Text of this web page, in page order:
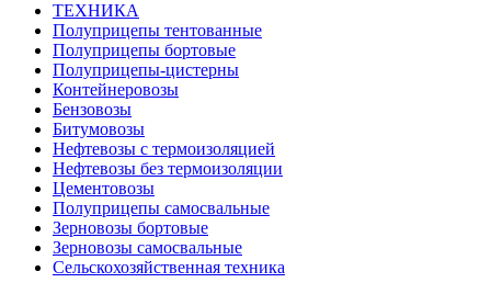
ТЕХНИКА
Полуприцепы тентованные
Полуприцепы бортовые
Полуприцепы-цистерны
Контейнеровозы
Бензовозы
Битумовозы
Нефтевозы с термоизоляцией
Нефтевозы без термоизоляции
Цементовозы
Полуприцепы самосвальные
Зерновозы бортовые
Зерновозы самосвальные
Сельскохозяйственная техника